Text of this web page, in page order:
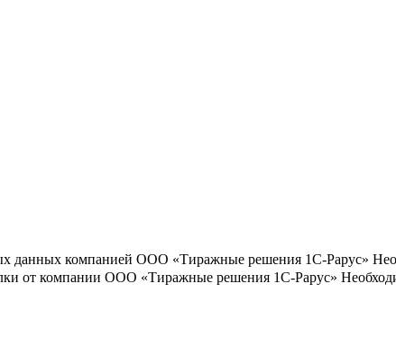
данных компанией ООО «Тиражные решения 1С-Рарус»
от компании ООО «Тиражные решения 1С-Рарус»